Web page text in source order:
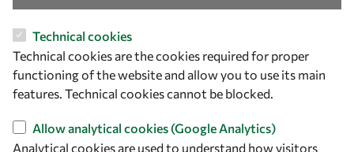
Overview
Community
Mobility
Visibility
Technical cookies
Technical cookies are the cookies required for proper
functioning of the website and allow you to use its main
features. Technical cookies cannot be blocked.
Allow analytical cookies (Google Analytics)
Analytical cookies are used to understand how visitors